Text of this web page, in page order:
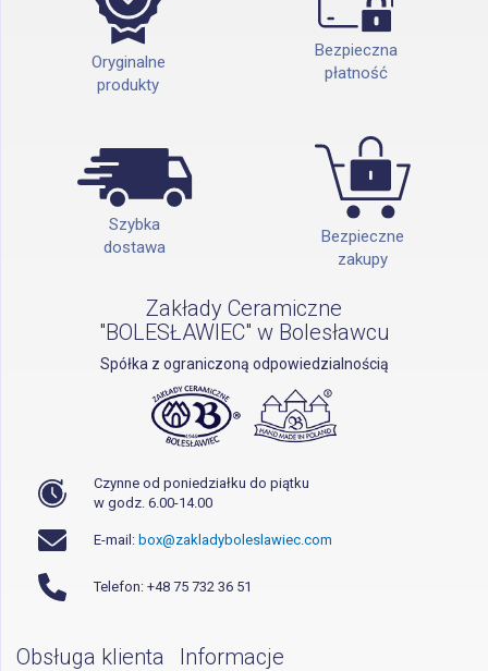
Oryginalne
produkty
Bezpieczna
płatność
Szybka
dostawa
Bezpieczne
zakupy
Zakłady Ceramiczne
"BOLESŁAWIEC" w Bolesławcu
Spółka z ograniczoną odpowiedzialnością
Czynne od poniedziałku do piątku
w godz. 6.00-14.00
E-mail: box@zakladyboleslawiec.com
Telefon: +48 75 732 36 51
Obsługa klienta Informacje